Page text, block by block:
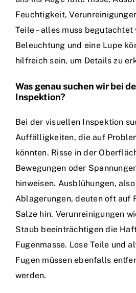
Feuchtigkeit,
Teile – alles muss begutachtet
Beleuchtung und eine Lupe
hilfreich sein, um Details zu
Was genau suchen wir bei
Inspektion?
Bei der visuellen Inspektion
Auffälligkeiten, die auf
könnten. Risse in der
Bewegungen oder
hinweisen. Ausblühungen,
Ablagerungen, deuten oft auf
Salze hin. Verunreinigungen
Staub beeinträchtigen die
Fugenmasse. Lose Teile und
Fugen müssen ebenfalls
werden.